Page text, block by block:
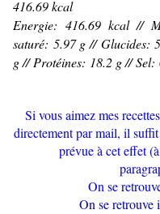
416.69 kcal
Energie: 416.69 kcal //
saturé: 5.97 g //Glucides:
g //Protéines: 18.2 g //Sel:
Si vous aimez mes
directement par mail, il
prévue à cet effet
On se
On se